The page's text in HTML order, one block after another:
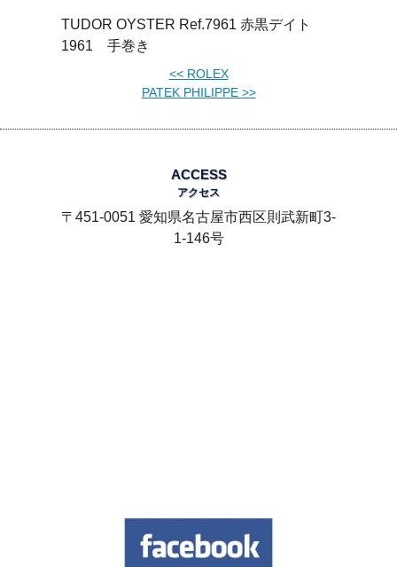
TUDOR OYSTER Ref.7961 赤黒デイト
1961 手巻き
<<ROLEX
PATEK PHILIPPE >>
ACCESS
アクセス
〒451-0051 愛知県名古屋市西区則武新町3-
1-146号